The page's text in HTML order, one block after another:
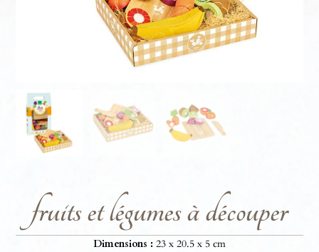
fruits et légumes à découper
Dimensions : 23 x 20.5 x 5 cm